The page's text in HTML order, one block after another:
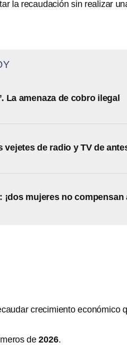
la recaudación sin realizar
La amenaza de cobro ilegal
de radio y TV de
mujeres no compensan
crecimiento económico
de2026.